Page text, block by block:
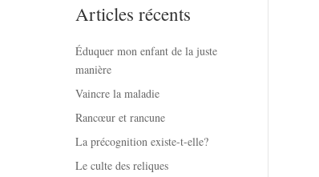
Articles récents
Éduquer mon enfant de la juste
manière
Vaincre la maladie
Rancœur et rancune
La précognition existe-t-elle?
Le culte des reliques